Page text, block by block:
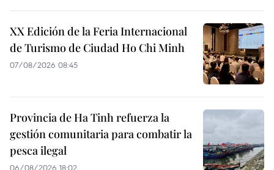
XX Edición de la Feria Internacional
de Turismo de Ciudad Ho Chi Minh
07/08/2026 08:45
Provincia de Ha Tinh refuerza la
gestión comunitaria para combatir la
pesca ilegal
06/08/2026 18:02